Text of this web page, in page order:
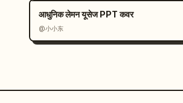
आधुनिक लेमन यूसेज PPT कवर
@小小东